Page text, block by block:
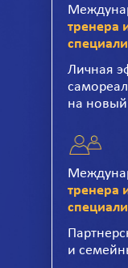
тренера
Личная
на
тренера
и